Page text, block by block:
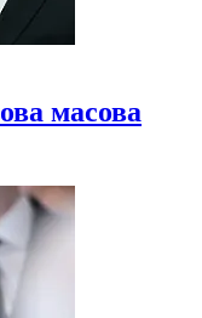
масова